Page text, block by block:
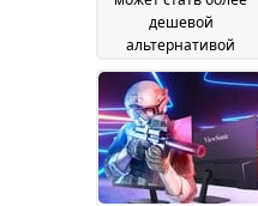
дешевой
альтернативой
Apple'Studio Display15
March 2025